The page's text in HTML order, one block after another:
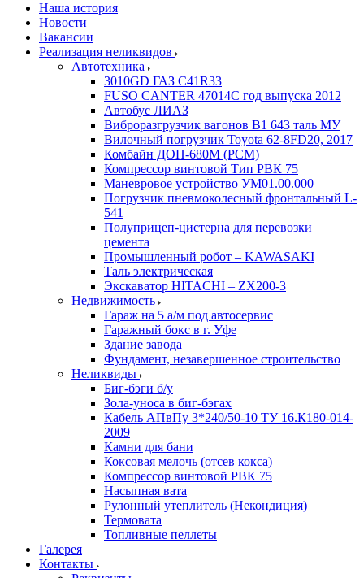
Наша история
Новости
Вакансии
Реализация неликвидов
Автотехника
3010GD ГАЗ С41R33
FUSO CANTER 47014C год выпуска 2012
Автобус ЛИАЗ
Виброразгрузчик вагонов В1 643 таль МУ
Вилочный погрузчик Toyota 62-8FD20, 2017
Комбайн ДОН-680М (РСМ)
Компрессор винтовой Тип РВК 75
Маневровое устройство УМ01.00.000
Погрузчик пневмоколесный фронтальный L-
541
Полуприцеп-цистерна для перевозки
цемента
Промышленный робот – KAWASAKI
Таль электрическая
Экскаватор HITACHI – ZX200-3
Недвижимость
Гараж на 5 а/м под автосервис
Гаражный бокс в г. Уфе
Здание завода
Фундамент, незавершенное строительство
Неликвиды
Биг-бэги б/у
Зола-уноса в биг-бэгах
Кабель АПвПу 3*240/50-10 ТУ 16.К180-014-
2009
Камни для бани
Коксовая мелочь (отсев кокса)
Компрессор винтовой РВК 75
Насыпная вата
Рулонный утеплитель (Некондиция)
Термовата
Топливные пеллеты
Галерея
Контакты